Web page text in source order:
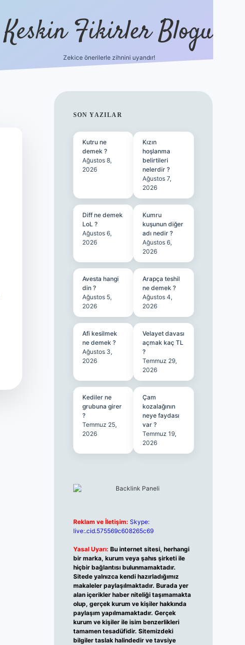
Keskin Fikirler Blogu
Zekice önerilerle zihnini uyandır!
SIDEBAR
SON YAZILAR
Kutru ne
demek ?
Ağustos 8,
2026
Kızın
hoşlanma
belirtileri
nelerdir ?
Ağustos 7,
2026
Diff ne demek
LoL ?
Ağustos 6,
2026
Kumru
kuşunun diğer
adı nedir ?
Ağustos 6,
2026
Avesta hangi
din ?
Ağustos 5,
2026
Arapça teshil
ne demek ?
Ağustos 4,
2026
Afi kesilmek
ne demek ?
Ağustos 3,
2026
Velayet davası
açmak kaç TL
?
Temmuz 29,
2026
Kediler ne
grubuna girer
?
Temmuz 25,
2026
Çam
kozalağının
neye faydası
var ?
Temmuz 19,
2026
Reklam ve İletişim: Skype:
live:.cid.575569c608265c69
Yasal Uyarı: Bu internet sitesi, herhangi
bir marka, kurum veya şahıs şirketi ile
hiçbir bağlantısı bulunmamaktadır.
Sitede yalnızca kendi hazırladığımız
makaleler paylaşılmaktadır. Burada yer
alan içerikler haber niteliği taşımamakta
olup, gerçek kurum ve kişiler hakkında
paylaşım yapılmamaktadır. Gerçek
kurum ve kişiler ile isim benzerlikleri
tamamen tesadüfidir. Sitemizdeki
bilgiler taslak halindedir ve tavsiye